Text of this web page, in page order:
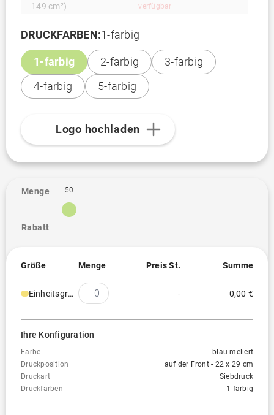
149 cm²)
verfügbar
Transferdruck bis 100
Auf dieser Position nicht
Transferdruck bis 200
cm²
Auf dieser Position nicht
verfügbar
25cm²
verfügbar
cm²
verfügbar
DRUCKFARBEN:1-farbig
1-farbig 2-farbig
3-farbig
4-farbig
5-farbig
Logo hochladen
Menge
Rabatt
50
Größe Menge Preis St. Summe
Einheitsgröße - 0,00 €
Ihre Konfiguration
Farbe
blau meliert
Druckposition
auf der Front - 22 x 29 cm
Druckart
Siebdruck
Druckfarben
1-farbig